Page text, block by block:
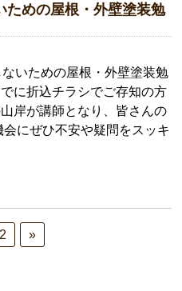
ための屋根・外壁塗装勉
いための屋根・外壁塗装勉
に折込チラシでご存知の方
岸が講師となり、皆さんの
にぜひ不安や疑問をスッキ
2 »